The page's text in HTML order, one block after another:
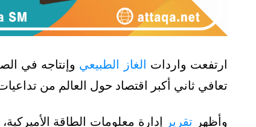
ارتفعت واردات الغاز الطبيعي وإنتاجه في
تعافي ثاني أكبر اقتصاد حول العالم من
وأظهر تقرير إدارة معلومات الطاقة